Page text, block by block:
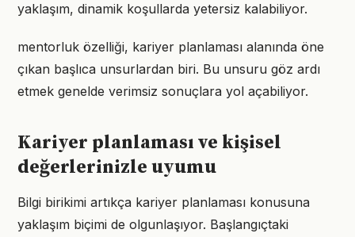
yaklaşım, dinamik koşullarda yetersiz kalabiliyor.
mentorluk özelliği, kariyer planlaması alanında öne
çıkan başlıca unsurlardan biri. Bu unsuru göz ardı
etmek genelde verimsiz sonuçlara yol açabiliyor.
Kariyer planlaması ve kişisel
değerlerinizle uyumu
Bilgi birikimi artıkça kariyer planlaması konusuna
yaklaşım biçimi de olgunlaşıyor. Başlangıçtaki